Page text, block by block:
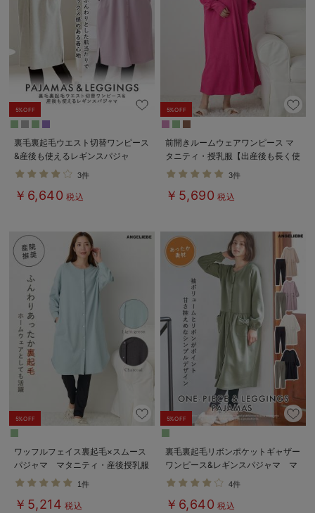
5%OFF
裏毛裏起毛ウエスト切替ワンピース
&産後も使えるレギンスパジャ
マ マタニティ・授乳パジャマ
【出産後も長く使える】
3件
￥6,640 税込
5%OFF
前開きルームウェアワンピース マ
タニティ・授乳服【出産後も長く使
える】
3件
￥5,690 税込
5%OFF
ワッフルフェイス裏起毛×スムース
パジャマ マタニティ・産後授乳服
【出産後も長く使える】
Rosemadame（ローズマダム）
1件
￥5,214 税込
5%OFF
裏毛裏起毛リボンポケットギャザー
ワンピース&レギンスパジャマ マ
タニティ・授乳パジャマ【出産後も
4件
￥6,640 税込